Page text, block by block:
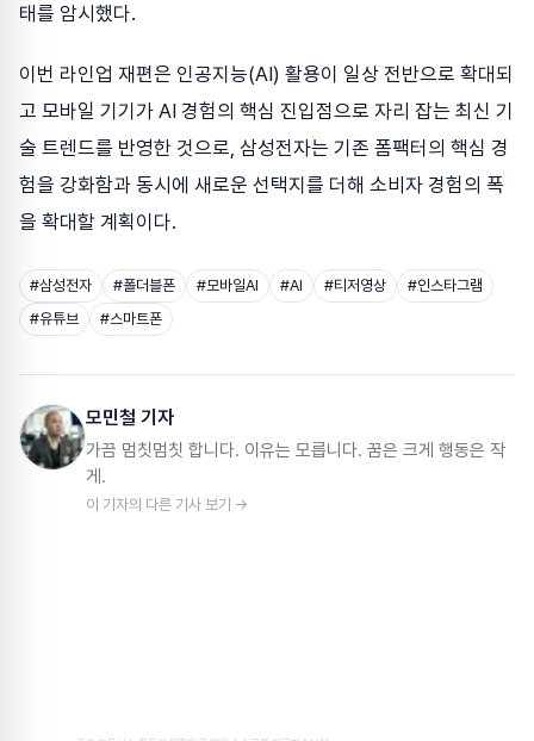
태를 암시했다.
이번 라인업 재편은 인공지능(AI) 활용이 일상 전반으로 확대되
고 모바일 기기가 AI 경험의 핵심 진입점으로 자리 잡는 최신 기
술 트렌드를 반영한 것으로, 삼성전자는 기존 폼팩터의 핵심 경
험을 강화함과 동시에 새로운 선택지를 더해 소비자 경험의 폭
을 확대할 계획이다.
#삼성전자 #폴더블폰 #모바일AI #AI #티저영상 #인스타그램
#유튜브 #스마트폰
모민철 기자
가끔 멈칫멈칫 합니다. 이유는 모릅니다. 꿈은 크게 행동은 작
게.
이 기자의 다른 기사 보기 →